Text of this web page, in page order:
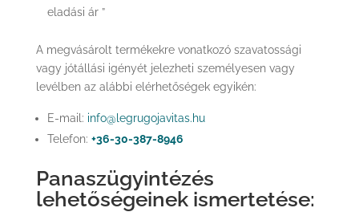
eladási ár ”
A megvásárolt termékekre vonatkozó szavatossági
vagy jótállási igényét jelezheti személyesen vagy
levélben az alábbi elérhetőségek egyikén:
E-mail: info@legrugojavitas.hu
Telefon: +36-30-387-8946
Panaszügyintézés
lehetőségeinek ismertetése: